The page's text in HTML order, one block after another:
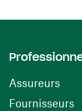
Assureurs
Fournisseurs